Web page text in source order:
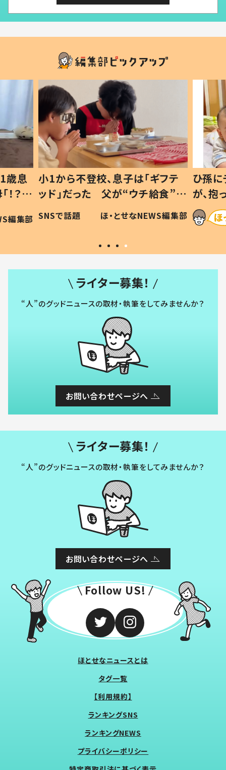
歳息
？」
編集部
小1から不登校、息子は「ギフテ
ッド」だった 父が“ウチ給食”を
作り続ける理由とは #令和の親
#令和の子
SNSで話題 ほ・とせなNEWS編集部
ひ孫
が、
「涙が
い」
ライター募集！
“人”のグッドニュースの取材・執筆をしてみませんか？
お問い合わせページへ
ライター募集！
“人”のグッドニュースの取材・執筆をしてみませんか？
お問い合わせページへ
Follow US!
ほとせなニュースとは
タグ一覧
【利用規約】
ランキングSNS
ランキングNEWS
プライバシーポリシー